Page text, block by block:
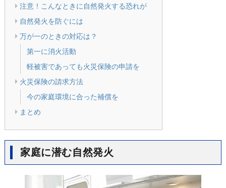
注意！こんなときに自然発火する恐れが
自然発火を防ぐには
万が一のときの対応は？
第一に消火活動
軽被害であっても火災保険の申請を
火災保険の請求方法
今の家庭環境に合った補償を
まとめ
家庭に潜む自然発火